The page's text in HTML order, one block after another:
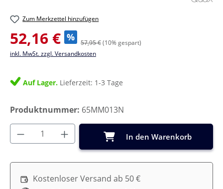
Zum Merkzettel hinzufügen
Verkaufspreis:
52,16 € % 57,95 €(10% gespart)
inkl. MwSt. zzgl. Versandkosten
Auf Lager. Lieferzeit: 1-3 Tage
Produktnummer: 65MM013N
Produkt Anzahl: Gib den gewünschten
In den Warenkorb
Kostenloser Versand ab 50 €